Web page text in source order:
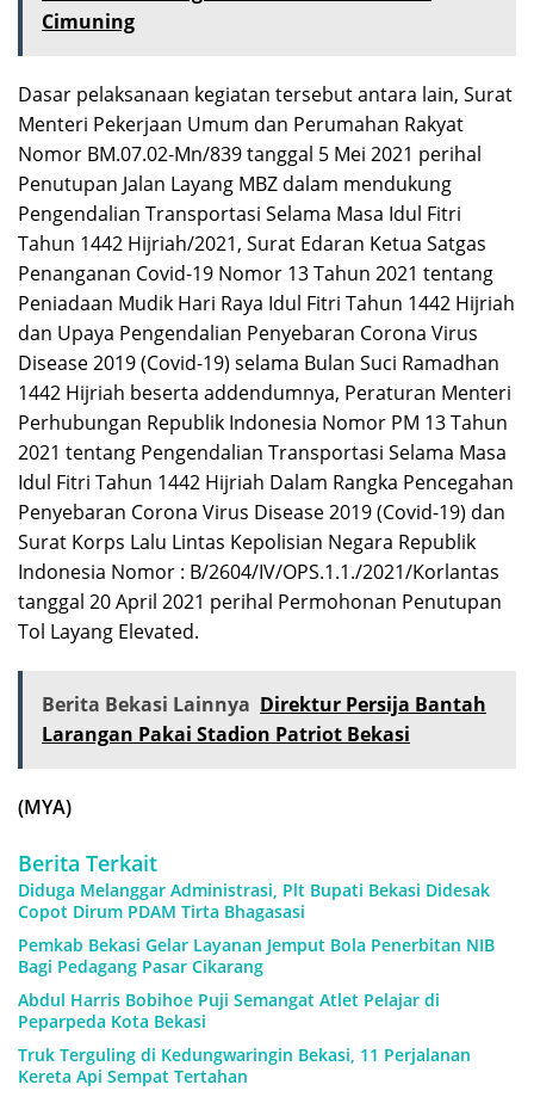
Cimuning
Dasar pelaksanaan kegiatan tersebut antara lain, Surat
Menteri Pekerjaan Umum dan Perumahan Rakyat
Nomor BM.07.02-Mn/839 tanggal 5 Mei 2021 perihal
Penutupan Jalan Layang MBZ dalam mendukung
Pengendalian Transportasi Selama Masa Idul Fitri
Tahun 1442 Hijriah/2021, Surat Edaran Ketua Satgas
Penanganan Covid-19 Nomor 13 Tahun 2021 tentang
Peniadaan Mudik Hari Raya Idul Fitri Tahun 1442 Hijriah
dan Upaya Pengendalian Penyebaran Corona Virus
Disease 2019 (Covid-19) selama Bulan Suci Ramadhan
1442 Hijriah beserta addendumnya, Peraturan Menteri
Perhubungan Republik Indonesia Nomor PM 13 Tahun
2021 tentang Pengendalian Transportasi Selama Masa
Idul Fitri Tahun 1442 Hijriah Dalam Rangka Pencegahan
Penyebaran Corona Virus Disease 2019 (Covid-19) dan
Surat Korps Lalu Lintas Kepolisian Negara Republik
Indonesia Nomor : B/2604/IV/OPS.1.1./2021/Korlantas
tanggal 20 April 2021 perihal Permohonan Penutupan
Tol Layang Elevated.
Berita Bekasi Lainnya Direktur Persija Bantah
Larangan Pakai Stadion Patriot Bekasi
(MYA)
Berita Terkait
Diduga Melanggar Administrasi, Plt Bupati Bekasi Didesak
Copot Dirum PDAM Tirta Bhagasasi
Pemkab Bekasi Gelar Layanan Jemput Bola Penerbitan NIB
Bagi Pedagang Pasar Cikarang
Abdul Harris Bobihoe Puji Semangat Atlet Pelajar di
Peparpeda Kota Bekasi
Truk Terguling di Kedungwaringin Bekasi, 11 Perjalanan
Kereta Api Sempat Tertahan